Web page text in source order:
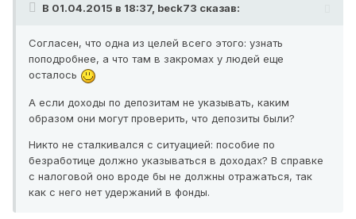
В 01.04.2015 в 18:37, beck73 сказав:
Согласен, что одна из целей всего этого: узнать
поподробнее, а что там в закромах у людей еще
осталось
А если доходы по депозитам не указывать, каким
образом они могут проверить, что депозиты были?
Никто не сталкивался с ситуацией: пособие по
безработице должно указываться в доходах? В справке
с налоговой оно вроде бы не должны отражаться, так
как с него нет удержаний в фонды.